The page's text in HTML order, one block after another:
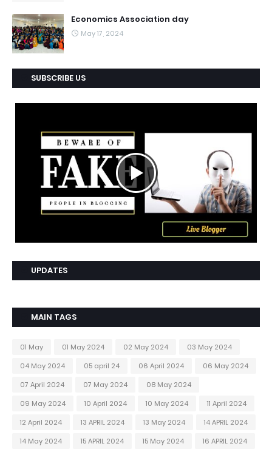
Economics Association day
May 17, 2024
SUBSCRIBE US
UPDATES
MAIN TAGS
01 May 01 May 2024 02 May 2024
03 May 2024
04 May 2024
05 april 24 06 April 2024
06 May 2024
07 April 2024
07 May 2024
08 May 2024
09 May 2024
10 April 2024 10 May 2024
11 April 2024
12 April 2024
13 APRIL 2024 13 May 2024
14 APRIL 2024
14 May 2024
15 APRIL 2024 15 May 2024
16 APRIL 2024